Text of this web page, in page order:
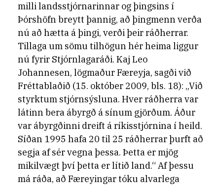
milli landsstjórnarinnar og þingsins í
Þórshöfn breytt þannig, að þingmenn verða
nú að hætta á þingi, verði þeir ráðherrar.
Tillaga um sömu tilhögun hér heima liggur
nú fyrir Stjórnlagaráði. Kaj Leo
Johannesen, lögmaður Færeyja, sagði við
Fréttablaðið (15. október 2009, bls. 18): „Við
styrktum stjórnsýsluna. Hver ráðherra var
látinn bera ábyrgð á sínum gjörðum. Áður
var ábyrgðinni dreift á ríkisstjórnina í heild.
Síðan 1995 hafa 20 til 25 ráðherrar þurft að
segja af sér vegna þessa. Þetta er mjög
mikilvægt því þetta er lítið land.“ Af þessu
má ráða, að Færeyingar tóku alvarlega